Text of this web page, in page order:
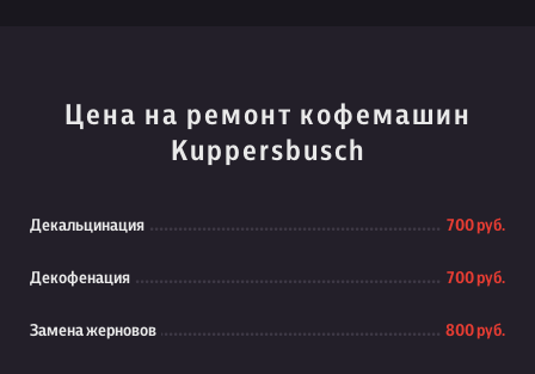
Цена на ремонт кофемашин
Kuppersbusch
Декальцинация 700 руб.
Декофенация 700 руб.
Замена жерновов 800 руб.